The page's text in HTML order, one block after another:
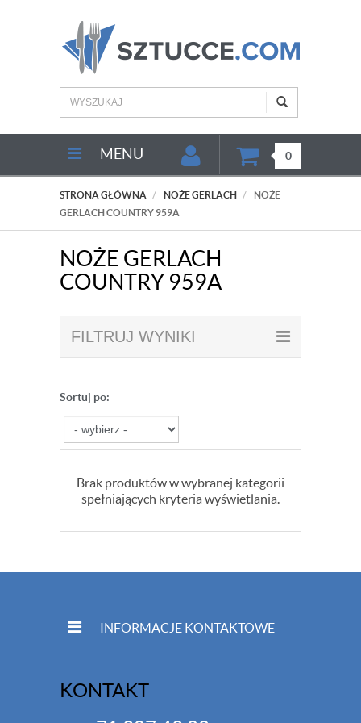
MENU 0
STRONA GŁÓWNA NOŻE GERLACH
NOŻE
GERLACH COUNTRY 959A
NOŻE GERLACH
COUNTRY 959A
FILTRUJ WYNIKI
Sortuj po:
Brak produktów w wybranej kategorii
spełniających kryteria wyświetlania.
INFORMACJE KONTAKTOWE
KONTAKT